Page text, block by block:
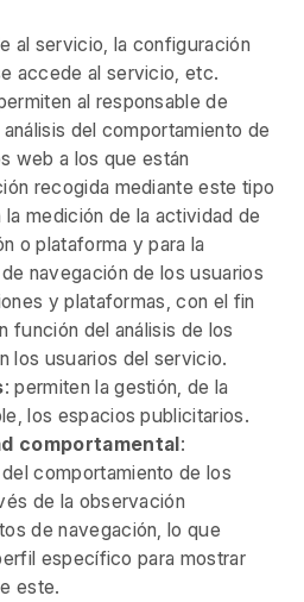
al servicio, la configuración
accede al servicio, etc.
al responsable de
del comportamiento de
web a los que están
recogida mediante este tipo
medición de la actividad de
o plataforma y para la
navegación de los usuarios
y plataformas, con el fin
función del análisis de los
los usuarios del servicio.
: permiten la gestión, de la
los espacios publicitarios.
comportamental:
comportamiento de los
de la observación
de navegación, lo que
específico para mostrar
este.